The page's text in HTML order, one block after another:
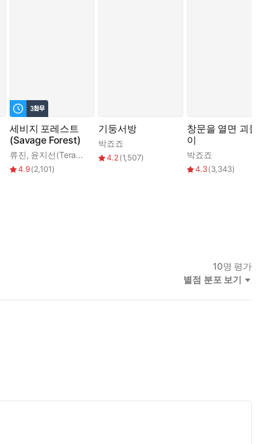
세비지 포레스트
(Savage Forest)
류진, 윤지선(Terapin) 박죠죠
4.9(2,101)
기둥서방
박죠죠
4.2(1,507)
창문을 열면 괴물
이
박죠죠
4.3(3,343)
10명 평가
별점 분포 보기